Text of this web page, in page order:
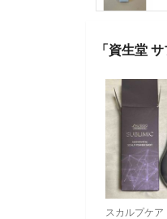
「資生堂
スカルプケア